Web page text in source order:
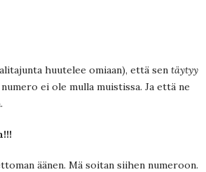
huutelee omiaan), että sen täytyy
ei ole mulla muistissa. Ja että ne
äänen. Mä soitan siihen numeroon.